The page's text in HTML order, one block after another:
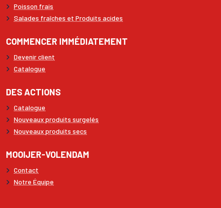
Poisson frais
Salades fraîches et Produits acides
COMMENCER IMMÉDIATEMENT
Devenir client
Catalogue
DES ACTIONS
Catalogue
Nouveaux produits surgelés
Nouveaux produits secs
MOOIJER-VOLENDAM
Contact
Notre Équipe